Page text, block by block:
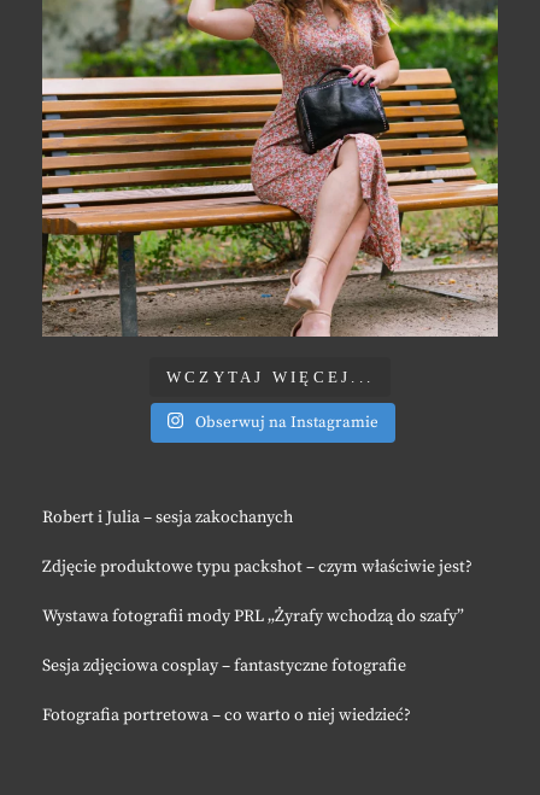
WCZYTAJ WIĘCEJ...
Obserwuj na Instagramie
Robert i Julia – sesja zakochanych
Zdjęcie produktowe typu packshot – czym właściwie jest?
Wystawa fotografii mody PRL „Żyrafy wchodzą do szafy”
Sesja zdjęciowa cosplay – fantastyczne fotografie
Fotografia portretowa – co warto o niej wiedzieć?